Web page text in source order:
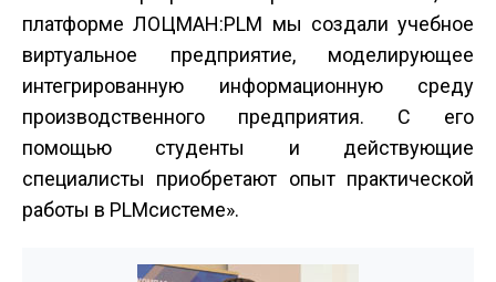
платформе ЛОЦМАН:PLM мы создали учебное
виртуальное предприятие, моделирующее
интегрированную информационную среду
производственного предприятия. С его
помощью студенты и действующие
специалисты приобретают опыт практической
работы в PLM­системе».